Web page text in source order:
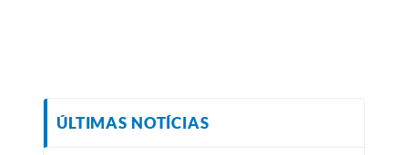
ÚLTIMAS NOTÍCIAS